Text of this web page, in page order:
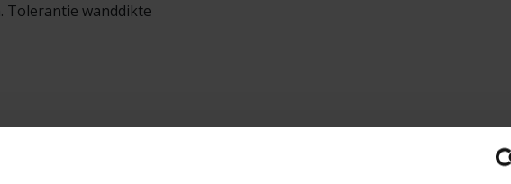
Tolerantie wanddikte
ca. 1mm.
Polyester laklaag dikte